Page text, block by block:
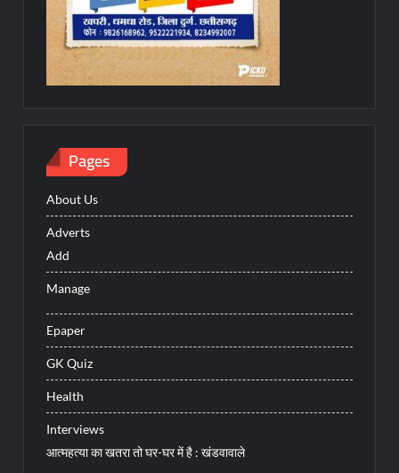
Pages
About Us
Adverts
Add
Manage
Epaper
GK Quiz
Health
Interviews
आत्महत्या का खतरा तो घर-घर में है : खंडवावाले